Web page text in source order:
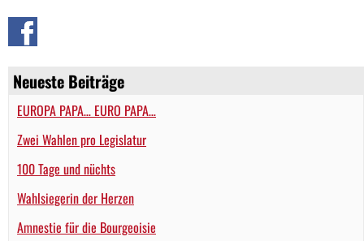
Neueste Beiträge
EUROPA PAPA… EURO PAPA…
Zwei Wahlen pro Legislatur
100 Tage und nüchts
Wahlsiegerin der Herzen
Amnestie für die Bourgeoisie